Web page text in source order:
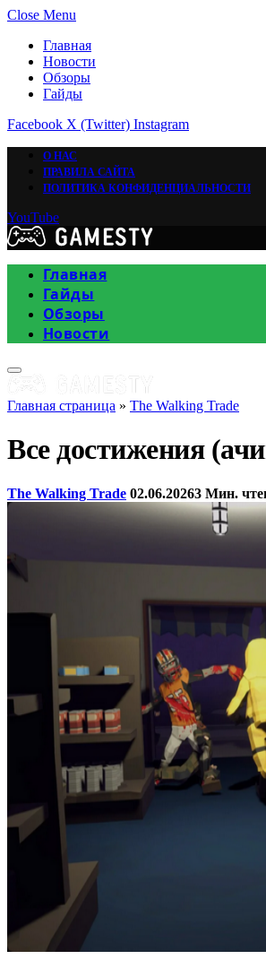
Close Menu
Главная
Новости
Обзоры
Гайды
Facebook X (Twitter) Instagram
О НАС
ПРАВИЛА САЙТА
ПОЛИТИКА КОНФИДЕНЦИАЛЬНОСТИ
YouTube
Главная
Гайды
Обзоры
Новости
Главная страница » The Walking Trade
Все достижения
The Walking Trade 02.06.20263 Мин.